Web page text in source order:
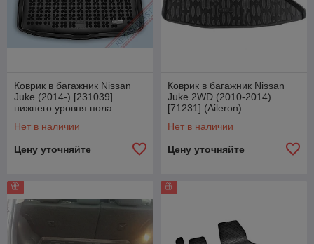
Коврик в багажник Nissan
Juke (2014-) [231039]
нижнего уровня пола
Нет в наличии
Цену уточняйте
Коврик в багажник Nissan
Juke 2WD (2010-2014)
[71231] (Aileron)
Нет в наличии
Цену уточняйте